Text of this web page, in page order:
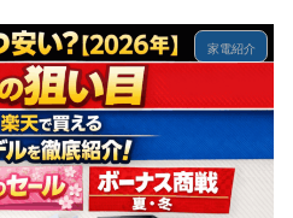
家電紹介